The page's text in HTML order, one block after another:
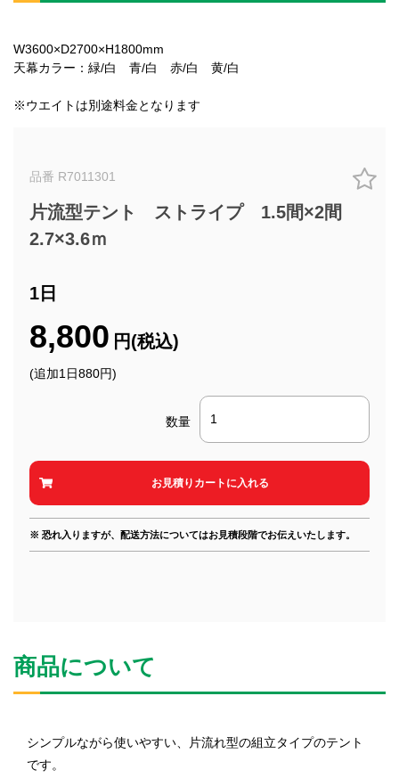
W3600×D2700×H1800mm
天幕カラー：緑/白 青/白 赤/白 黄/白
※ウエイトは別途料金となります
品番 R7011301
片流型テント ストライプ 1.5間×2間
2.7×3.6ｍ
1日
8,800 円(税込)
(追加1日880円)
数量
※ 恐れ入りますが、配送方法についてはお見積段階でお伝えいたします。
商品について
シンプルながら使いやすい、片流れ型の組立タイプのテント
です。